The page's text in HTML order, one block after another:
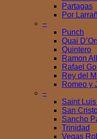
Partagas
Por
–
Punch
Quai
Quintero
Ramon
Rafael
Rey del
Romeo y
–
Saint
San
Sancho
Trinidad
Vegas